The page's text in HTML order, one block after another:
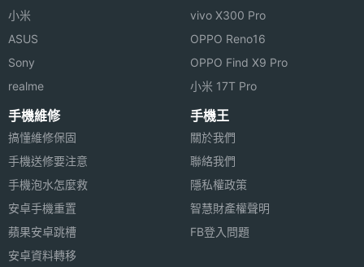
通訊與網路
1700(B4), 1700(B66), 1800(B3), 1900(B2),
700(B28), 800(B20), 850(B5), 900(B8)
4G
TDD
2300(B40), 2600(B38)
3G頻率 HSDPA, HSUPA, WCDMA
2G頻率
小米
ASUS
Sony
realme
vivo X300 Pro
OPPO Reno16
OPPO Find X9 Pro
小米 17T Pro
手機維修
搞懂維修保固
手機送修要注意
手機泡水怎麼救
安卓手機重置
蘋果安卓跳槽
安卓資料轉移
手機王
關於我們
聯絡我們
隱私權政策
智慧財產權聲明
FB登入問題